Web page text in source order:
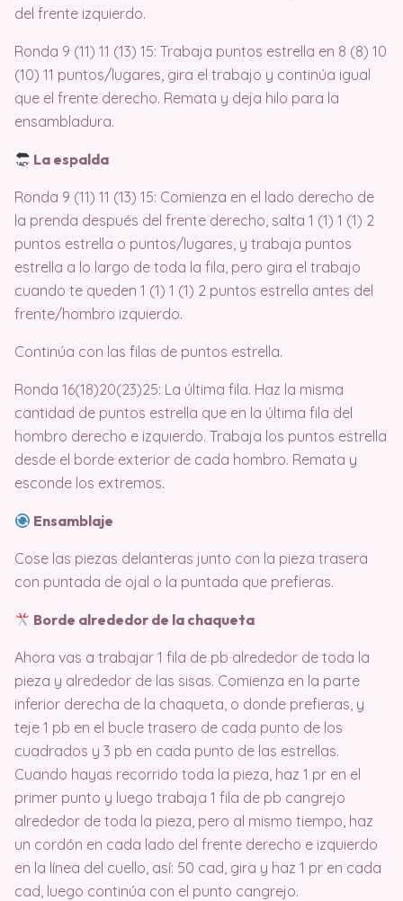
del frente izquierdo.
Ronda 9 (11) 11 (13) 15: Trabaja puntos estrella en 8 (8) 10
(10) 11 puntos/lugares, gira el trabajo y continúa igual
que el frente derecho. Remata y deja hilo para la
ensambladura.
La espalda
Ronda 9 (11) 11 (13) 15: Comienza en el lado derecho de
la prenda después del frente derecho, salta 1 (1) 1 (1) 2
puntos estrella o puntos/lugares, y trabaja puntos
estrella a lo largo de toda la fila, pero gira el trabajo
cuando te queden 1 (1) 1 (1) 2 puntos estrella antes del
frente/hombro izquierdo.
Continúa con las filas de puntos estrella.
Ronda 16(18)20(23)25: La última fila. Haz la misma
cantidad de puntos estrella que en la última fila del
hombro derecho e izquierdo. Trabaja los puntos estrella
desde el borde exterior de cada hombro. Remata y
esconde los extremos.
Ensamblaje
Cose las piezas delanteras junto con la pieza trasera
con puntada de ojal o la puntada que prefieras.
Borde alrededor de la chaqueta
Ahora vas a trabajar 1 fila de pb alrededor de toda la
pieza y alrededor de las sisas. Comienza en la parte
inferior derecha de la chaqueta, o donde prefieras, y
teje 1 pb en el bucle trasero de cada punto de los
cuadrados y 3 pb en cada punto de las estrellas.
Cuando hayas recorrido toda la pieza, haz 1 pr en el
primer punto y luego trabaja 1 fila de pb cangrejo
alrededor de toda la pieza, pero al mismo tiempo, haz
un cordón en cada lado del frente derecho e izquierdo
en la línea del cuello, así: 50 cad, gira y haz 1 pr en cada
cad, luego continúa con el punto cangrejo.